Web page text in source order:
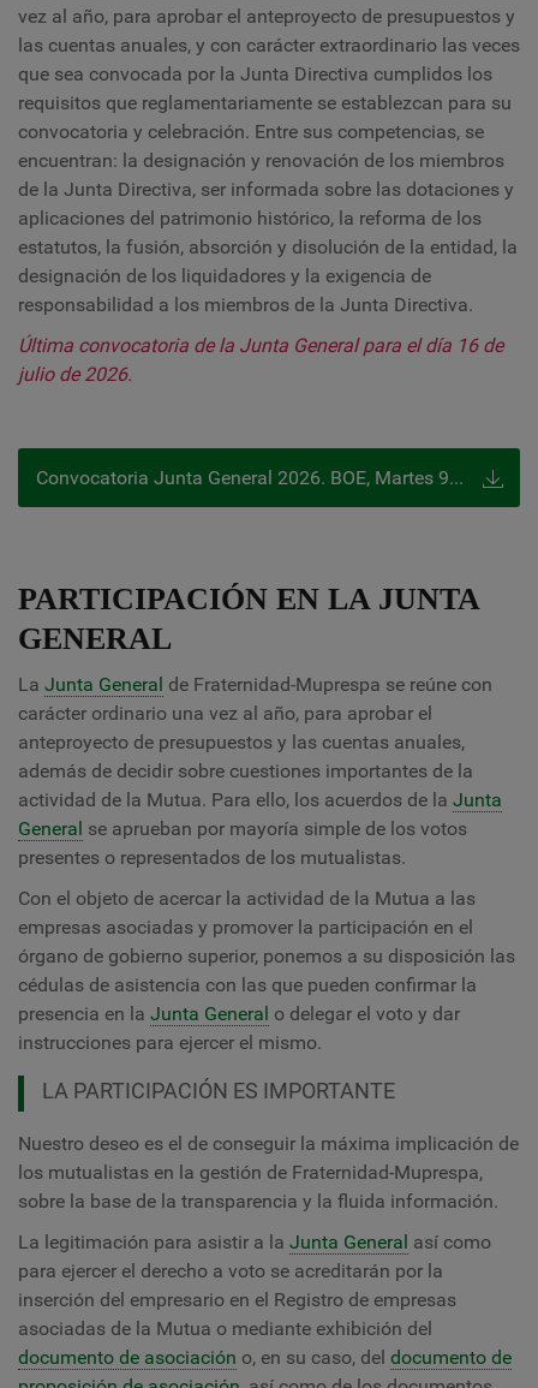
vez al año, para aprobar el anteproyecto de presupuestos y
las cuentas anuales, y con carácter extraordinario las veces
que sea convocada por la Junta Directiva cumplidos los
requisitos que reglamentariamente se establezcan para su
convocatoria y celebración. Entre sus competencias, se
encuentran: la designación y renovación de los miembros
de la Junta Directiva, ser informada sobre las dotaciones y
aplicaciones del patrimonio histórico, la reforma de los
estatutos, la fusión, absorción y disolución de la entidad, la
designación de los liquidadores y la exigencia de
responsabilidad a los miembros de la Junta Directiva.
Última convocatoria de la Junta General para el día 16 de
julio de 2026.
Convocatoria Junta General 2026. BOE, Martes 9 de junio de 2026
PARTICIPACIÓN EN LA JUNTA
GENERAL
La Junta General de Fraternidad-Muprespa se reúne con
carácter ordinario una vez al año, para aprobar el
anteproyecto de presupuestos y las cuentas anuales,
además de decidir sobre cuestiones importantes de la
actividad de la Mutua. Para ello, los acuerdos de la Junta
General se aprueban por mayoría simple de los votos
presentes o representados de los mutualistas.
Con el objeto de acercar la actividad de la Mutua a las
empresas asociadas y promover la participación en el
órgano de gobierno superior, ponemos a su disposición las
cédulas de asistencia con las que pueden confirmar la
presencia en la Junta General o delegar el voto y dar
instrucciones para ejercer el mismo.
LA PARTICIPACIÓN ES IMPORTANTE
Nuestro deseo es el de conseguir la máxima implicación de
los mutualistas en la gestión de Fraternidad-Muprespa,
sobre la base de la transparencia y la fluida información.
La legitimación para asistir a la Junta General así como
para ejercer el derecho a voto se acreditarán por la
inserción del empresario en el Registro de empresas
asociadas de la Mutua o mediante exhibición del
documento de asociación o, en su caso, del documento de